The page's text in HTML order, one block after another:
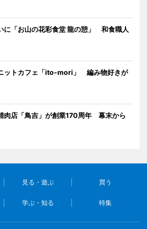
に「お山の花彩食堂 龍の憩」 和食職人
ットカフェ「ito-mori」 編み物好きが
肉店「鳥吉」が創業170周年 幕末から
見る・遊ぶ 買う
学ぶ・知る 特集